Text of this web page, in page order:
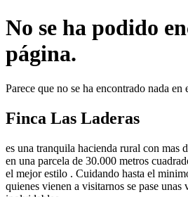
No se ha podido
página.
Parece que no se ha encontrado nada en
Finca Las Laderas
es una tranquila hacienda rural con mas
en una parcela de 30.000 metros
el mejor estilo . Cuidando hasta el
quienes vienen a visitarnos se pase unas